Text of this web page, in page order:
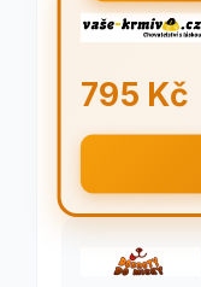
795 Kč